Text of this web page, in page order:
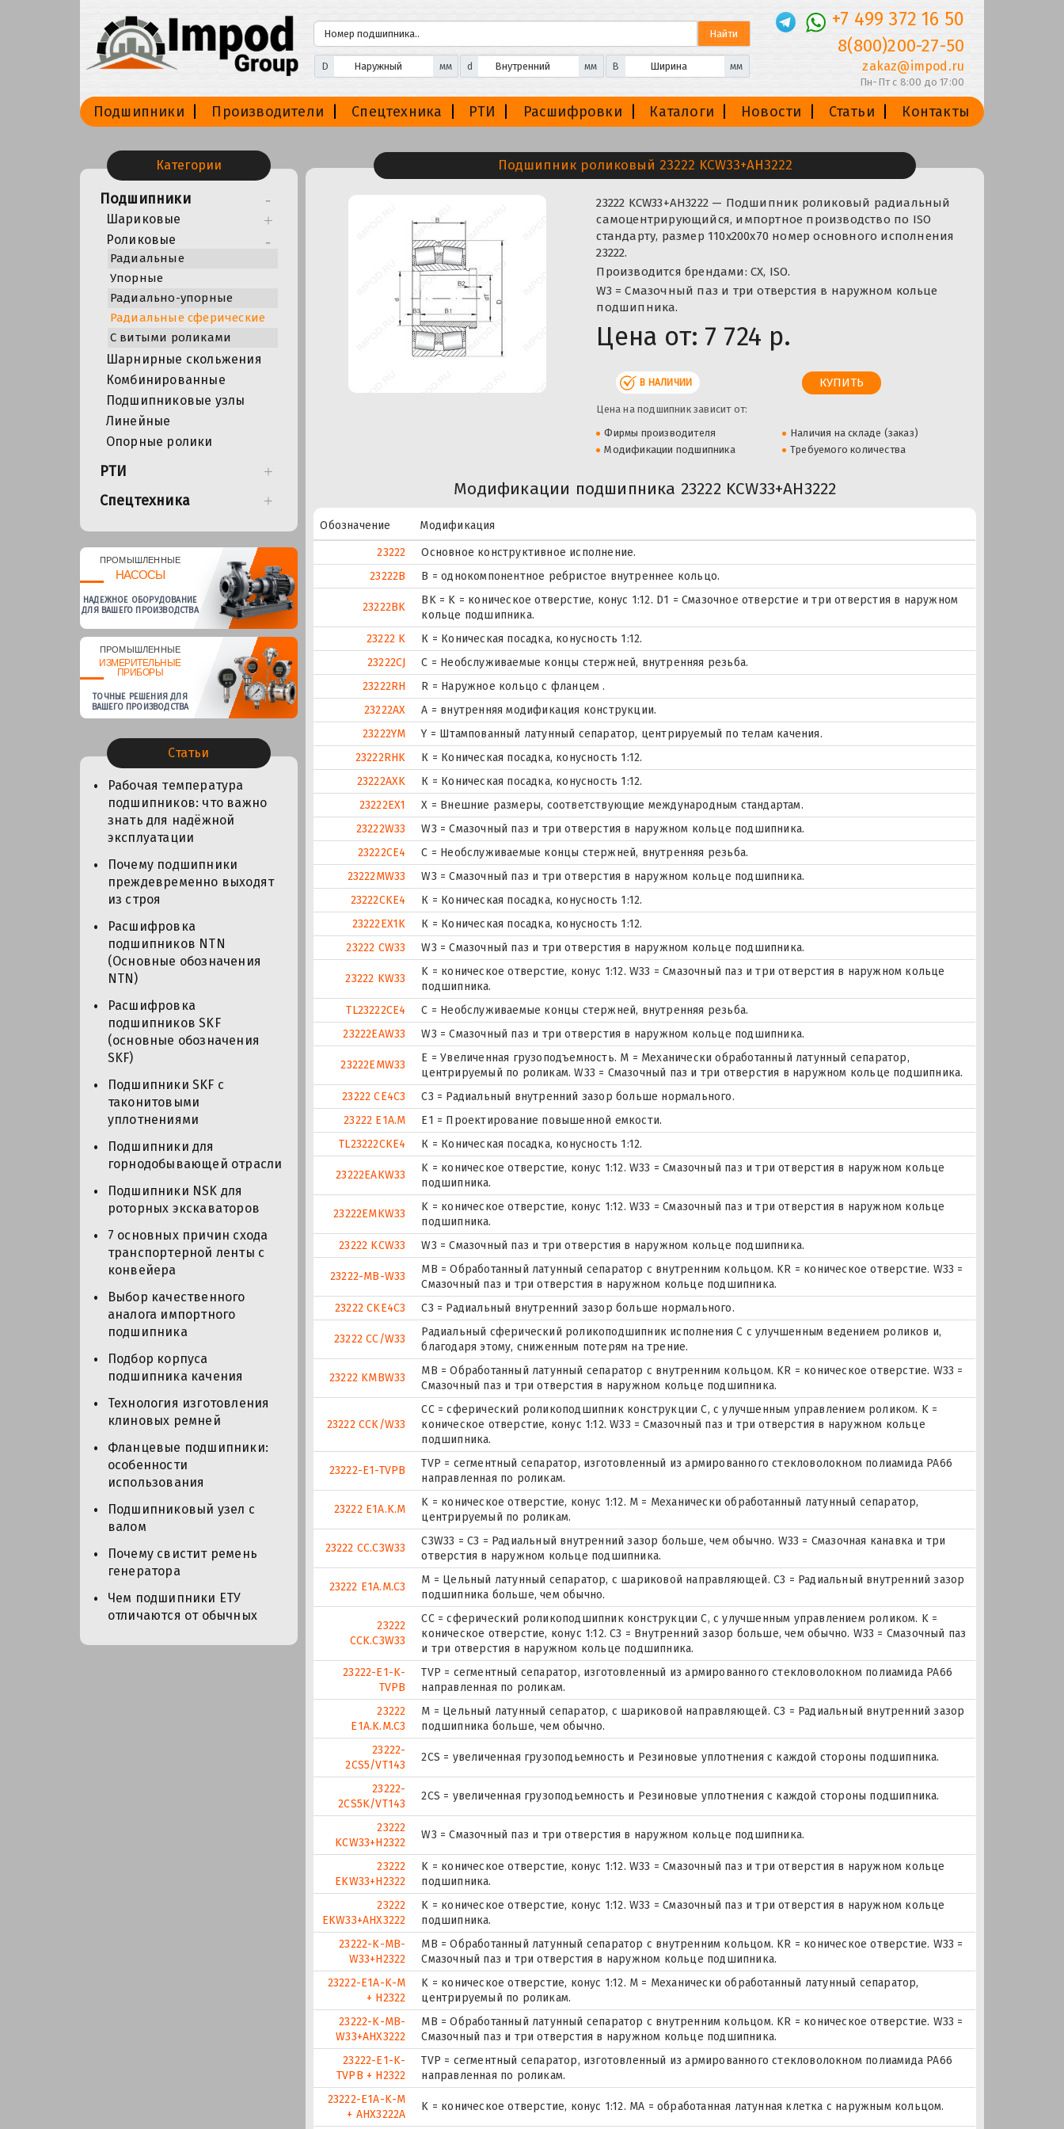
D мм d мм B мм
+7 499 372 16 50
8(800)200-27-50
zakaz@impod.ru
Пн-Пт с 8:00 до 17:00
Подшипники Производители Спецтехника РТИ Расшифровки Каталоги Новости Статьи Контакты
Категории
Подшипники
Шариковые
Роликовые
Радиальные
Упорные
Радиально-упорные
Радиальные сферические
С витыми роликами
Шарнирные скольжения
Комбинированные
Подшипниковые узлы
Линейные
Опорные ролики
РТИ
Спецтехника
ПРОМЫШЛЕННЫЕ
НАСОСЫ
НАДЕЖНОЕ ОБОРУДОВАНИЕ
ДЛЯ ВАШЕГО ПРОИЗВОДСТВА
ПРОМЫШЛЕННЫЕ
ИЗМЕРИТЕЛЬНЫЕ
ПРИБОРЫ
ТОЧНЫЕ РЕШЕНИЯ ДЛЯ
ВАШЕГО ПРОИЗВОДСТВА
Статьи
Рабочая температура
подшипников: что важно
знать для надёжной
эксплуатации
Почему подшипники
преждевременно выходят
из строя
Расшифровка
подшипников NTN
(Основные обозначения
NTN)
Расшифровка
подшипников SKF
(основные обозначения
SKF)
Подшипники SKF с
таконитовыми
уплотнениями
Подшипники для
горнодобывающей отрасли
Подшипники NSK для
роторных экскаваторов
7 основных причин схода
транспортерной ленты с
конвейера
Выбор качественного
аналога импортного
подшипника
Подбор корпуса
подшипника качения
Технология изготовления
клиновых ремней
Фланцевые подшипники:
особенности
использования
Подшипниковый узел с
валом
Почему свистит ремень
генератора
Чем подшипники ЕТУ
отличаются от обычных
Подшипник роликовый 23222 KCW33+AH3222
23222 KCW33+AH3222 — Подшипник роликовый радиальный
самоцентрирующийся, импортное производство по ISO
стандарту, размер 110x200x70 номер основного исполнения
23222.
Производится брендами: CX, ISO.
W3 = Смазочный паз и три отверстия в наружном кольце
подшипника.
Цена от: 7 724 р.
В НАЛИЧИИ
Цена на подшипник зависит от:
Фирмы производителя
Наличия на складе (заказ)
Модификации подшипника
Требуемого количества
Модификации подшипника 23222 KCW33+AH3222
Обозначение
Модификация
23222
Основное конструктивное исполнение.
23222B
B = однокомпонентное ребристое внутреннее кольцо.
23222BK
BK = K = коническое отверстие, конус 1:12. D1 = Смазочное отверстие и три отверстия в наружном
кольце подшипника.
23222 K
К = Коническая посадка, конусность 1:12.
23222CJ
С = Необслуживаемые концы стержней, внутренняя резьба.
23222RH
R = Наружное кольцо с фланцем .
23222AX
A = внутренняя модификация конструкции.
23222YM
Y = Штампованный латунный сепаратор, центрируемый по телам качения.
23222RHK
К = Коническая посадка, конусность 1:12.
23222AXK
К = Коническая посадка, конусность 1:12.
23222EX1
X = Внешние размеры, соответствующие международным стандартам.
23222W33
W3 = Смазочный паз и три отверстия в наружном кольце подшипника.
23222CE4
С = Необслуживаемые концы стержней, внутренняя резьба.
23222MW33
W3 = Смазочный паз и три отверстия в наружном кольце подшипника.
23222CKE4
К = Коническая посадка, конусность 1:12.
23222EX1K
К = Коническая посадка, конусность 1:12.
23222 CW33
W3 = Смазочный паз и три отверстия в наружном кольце подшипника.
23222 KW33
K = коническое отверстие, конус 1:12. W33 = Смазочный паз и три отверстия в наружном кольце
подшипника.
TL23222CE4
С = Необслуживаемые концы стержней, внутренняя резьба.
23222EAW33
W3 = Смазочный паз и три отверстия в наружном кольце подшипника.
23222EMW33
E = Увеличенная грузоподъемность. М = Механически обработанный латунный сепаратор,
центрируемый по роликам. W33 = Смазочный паз и три отверстия в наружном кольце подшипника.
23222 CE4C3
C3 = Радиальный внутренний зазор больше нормального.
23222 E1A.M
E1 = Проектирование повышенной емкости.
TL23222CKE4
К = Коническая посадка, конусность 1:12.
23222EAKW33
K = коническое отверстие, конус 1:12. W33 = Смазочный паз и три отверстия в наружном кольце
подшипника.
23222EMKW33
K = коническое отверстие, конус 1:12. W33 = Смазочный паз и три отверстия в наружном кольце
подшипника.
23222 KCW33
W3 = Смазочный паз и три отверстия в наружном кольце подшипника.
23222-MB-W33
MB = Обработанный латунный сепаратор с внутренним кольцом. KR = коническое отверстие. W33 =
Смазочный паз и три отверстия в наружном кольце подшипника.
23222 CKE4C3
C3 = Радиальный внутренний зазор больше нормального.
23222 CC/W33
Радиальный сферический роликоподшипник исполнения С с улучшенным ведением роликов и,
благодаря этому, сниженным потерям на трение.
23222 KMBW33
MB = Обработанный латунный сепаратор с внутренним кольцом. KR = коническое отверстие. W33 =
Смазочный паз и три отверстия в наружном кольце подшипника.
23222 CCK/W33
CC = сферический роликоподшипник конструкции C, с улучшенным управлением роликом. K =
коническое отверстие, конус 1:12. W33 = Смазочный паз и три отверстия в наружном кольце
подшипника.
23222-E1-TVPB
TVP = сегментный сепаратор, изготовленный из армированного стекловолокном полиамида PA66
направленная по роликам.
23222 E1A.K.M
K = коническое отверстие, конус 1:12. М = Механически обработанный латунный сепаратор,
центрируемый по роликам.
23222 CC.C3W33
C3W33 = C3 = Радиальный внутренний зазор больше, чем обычно. W33 = Смазочная канавка и три
отверстия в наружном кольце подшипника.
23222 E1A.M.C3
M = Цельный латунный сепаратор, с шариковой направляющей. C3 = Радиальный внутренний зазор
подшипника больше, чем обычно.
23222
CCK.C3W33
CC = сферический роликоподшипник конструкции C, с улучшенным управлением роликом. K =
коническое отверстие, конус 1:12. C3 = Внутренний зазор больше, чем обычно. W33 = Смазочный паз
и три отверстия в наружном кольце подшипника.
23222-E1-K-
TVPB
TVP = сегментный сепаратор, изготовленный из армированного стекловолокном полиамида PA66
направленная по роликам.
23222
E1A.K.M.C3
M = Цельный латунный сепаратор, с шариковой направляющей. C3 = Радиальный внутренний зазор
подшипника больше, чем обычно.
23222-
2CS5/VT143
2CS = увеличенная грузоподьемность и Резиновые уплотнения с каждой стороны подшипника.
23222-
2CS5K/VT143
2CS = увеличенная грузоподьемность и Резиновые уплотнения с каждой стороны подшипника.
23222
KCW33+H2322
W3 = Смазочный паз и три отверстия в наружном кольце подшипника.
23222
EKW33+H2322
K = коническое отверстие, конус 1:12. W33 = Смазочный паз и три отверстия в наружном кольце
подшипника.
23222
EKW33+AHX3222
K = коническое отверстие, конус 1:12. W33 = Смазочный паз и три отверстия в наружном кольце
подшипника.
23222-K-MB-
W33+H2322
MB = Обработанный латунный сепаратор с внутренним кольцом. KR = коническое отверстие. W33 =
Смазочный паз и три отверстия в наружном кольце подшипника.
23222-E1A-K-M
+ H2322
K = коническое отверстие, конус 1:12. М = Механически обработанный латунный сепаратор,
центрируемый по роликам.
23222-K-MB-
W33+AHX3222
MB = Обработанный латунный сепаратор с внутренним кольцом. KR = коническое отверстие. W33 =
Смазочный паз и три отверстия в наружном кольце подшипника.
23222-E1-K-
TVPB + H2322
TVP = сегментный сепаратор, изготовленный из армированного стекловолокном полиамида PA66
направленная по роликам.
23222-E1A-K-M
+ AHX3222A
K = коническое отверстие, конус 1:12. MA = обработанная латунная клетка с наружным кольцом.